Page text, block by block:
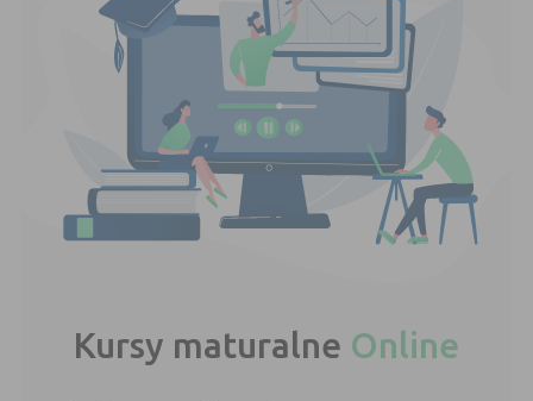
Kursy maturalne Online